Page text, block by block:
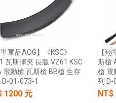
NT$5850元
準軍品AOG】《KSC》
瓦斯彈夾 長版 VZ61 KSC
電動槍 瓦斯槍 BB槍 生存
D-01-073-1
1200 元
【
斯槍
槍 電
列 D-
NT$